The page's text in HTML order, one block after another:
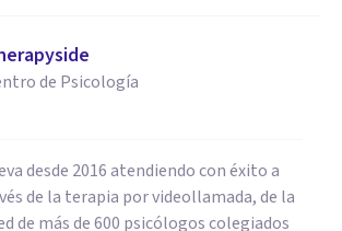
de Psicología
desde 2016 atendiendo con éxito a
de la terapia por videollamada, de la
de más de 600 psicólogos colegiados